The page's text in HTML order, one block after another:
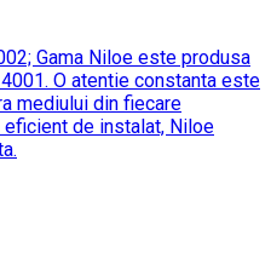
Gama Niloe este produsa
O atentie constanta este
mediului din fiecare
de instalat, Niloe